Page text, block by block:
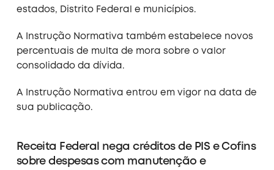
estados, Distrito Federal e municípios.
A Instrução Normativa também estabelece novos
percentuais de multa de mora sobre o valor
consolidado da dívida.
A Instrução Normativa entrou em vigor na data de
sua publicação.
Receita Federal nega créditos de PIS e Cofins
sobre despesas com manutenção e